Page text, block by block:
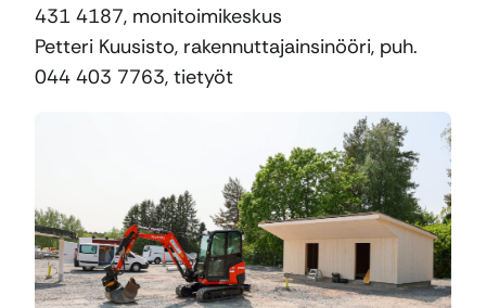
431 4187, monitoimikeskus
Petteri Kuusisto, rakennuttajainsinööri, puh.
044 403 7763, tietyöt